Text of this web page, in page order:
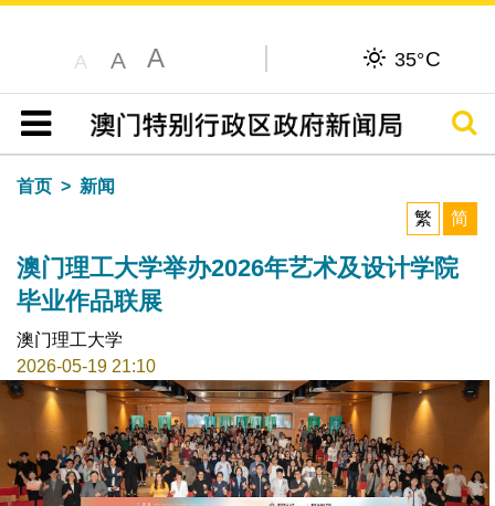
A A A 35°C
目录
搜寻
首页
新闻
繁
简
澳门理工大学举办2026年艺术及设计学院
毕业作品联展
澳门理工大学
2026-05-19 21:10